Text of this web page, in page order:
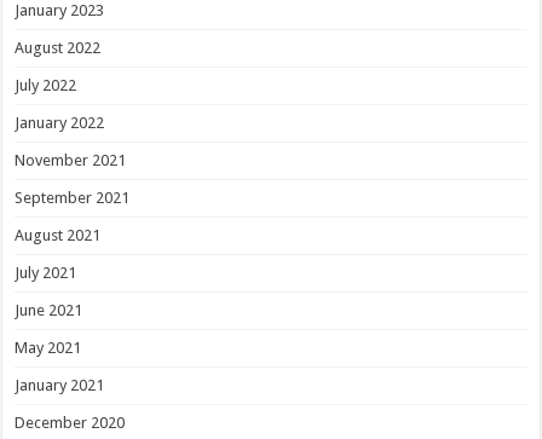
January 2023
August 2022
July 2022
January 2022
November 2021
September 2021
August 2021
July 2021
June 2021
May 2021
January 2021
December 2020